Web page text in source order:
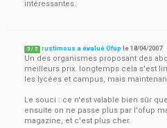
intéressantes.
5 / 5 rustimous a évalué Ofup le18/04/2007
Un des organismes proposant des
meilleurs prix. longtemps cela s'est
les lycées et campus, mais
Le souci : ce n'est valable bien sûr
ensuite on ne passe plus par l'ofup
magazine, et c'est plus cher.